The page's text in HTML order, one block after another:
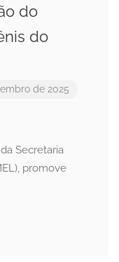
do
do
de 2025
Secretaria
promove